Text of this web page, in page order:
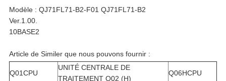
Modèle : QJ71FL71-B2-F01 QJ71FL71-B2
Ver.1.00.
10BASE2
Article de Similer que nous pouvons fournir :
Q01CPU
UNITÉ CENTRALE DE
TRAITEMENT Q02 (H)
Q06HCPU